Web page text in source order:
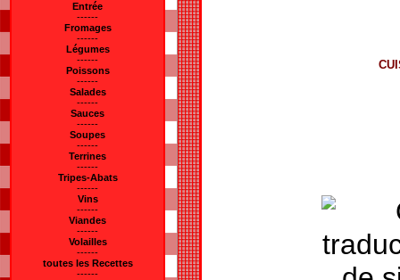
Entrée
------
Fromages
------
Légumes
------
Poissons
------
Salades
------
Sauces
------
Soupes
------
Terrines
------
Tripes-Abats
------
Vins
------
Viandes
------
Volailles
------
toutes les Recettes
------